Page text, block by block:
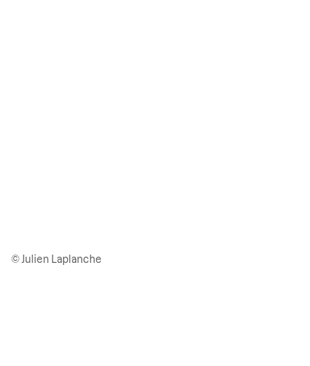
© Julien Laplanche